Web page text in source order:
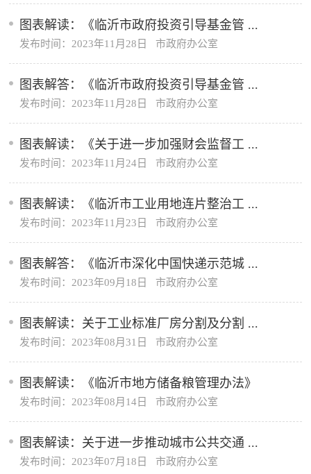
图表解读：《临沂市政府投资引导基金管 ...
发布时间：2023年11月28日 市政府办公室
图表解答：《临沂市政府投资引导基金管 ...
发布时间：2023年11月28日 市政府办公室
图表解读：《关于进一步加强财会监督工 ...
发布时间：2023年11月24日 市政府办公室
图表解读：《临沂市工业用地连片整治工 ...
发布时间：2023年11月23日 市政府办公室
图表解答：《临沂市深化中国快递示范城 ...
发布时间：2023年09月18日 市政府办公室
图表解读：关于工业标准厂房分割及分割 ...
发布时间：2023年08月31日 市政府办公室
图表解读：《临沂市地方储备粮管理办法》
发布时间：2023年08月14日 市政府办公室
图表解读：关于进一步推动城市公共交通 ...
发布时间：2023年07月18日 市政府办公室